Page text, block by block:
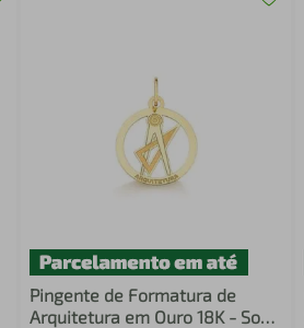
Pingente de Formatura de
Arquitetura em Ouro 18K - Sob